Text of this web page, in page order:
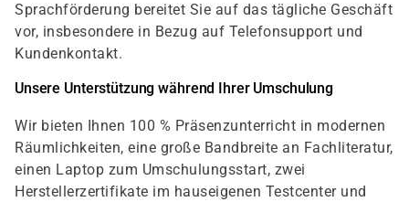
Sprachförderung bereitet Sie auf das tägliche Geschäft
vor, insbesondere in Bezug auf Telefonsupport und
Kundenkontakt.
Unsere Unterstützung während Ihrer Umschulung
Wir bieten Ihnen 100 % Präsenzunterricht in modernen
Räumlichkeiten, eine große Bandbreite an Fachliteratur,
einen Laptop zum Umschulungsstart, zwei
Herstellerzertifikate im hauseigenen Testcenter und